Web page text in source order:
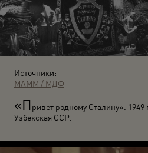
Источники:
МАММ / МДФ
«Привет родному Сталину».
Узбекская ССР.